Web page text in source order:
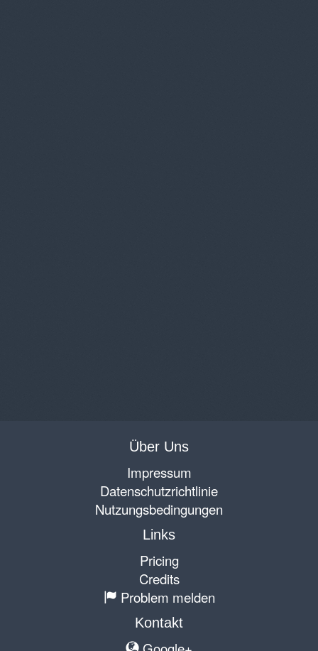
Über Uns
Impressum
Datenschutzrichtlinie
Nutzungsbedingungen
Links
Pricing
Credits
Problem melden
Kontakt